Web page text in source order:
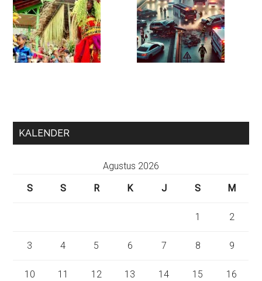
KALENDER
Agustus 2026
S
S R K J S M
1 2
3 4 5 6 7 8 9
10 11 12 13 14 15 16